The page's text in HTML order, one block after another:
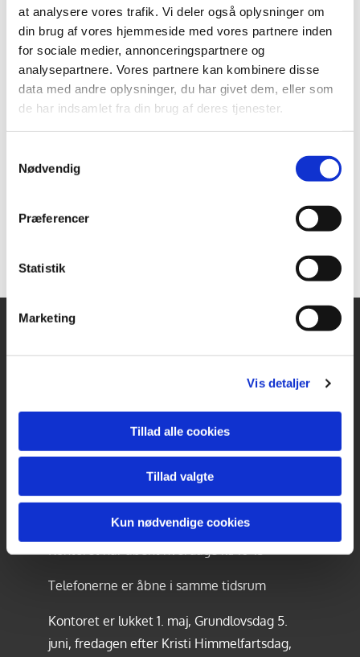
at analysere vores trafik. Vi deler også oplysninger om
din brug af vores hjemmeside med vores partnere inden
for sociale medier, annonceringspartnere og
analysepartnere. Vores partnere kan kombinere disse
data med andre oplysninger, du har givet dem, eller som
de har indsamlet fra din brug af deres tjenester.
Nødvendig
Præferencer
Statistik
Marketing
Vis detaljer
Tillad alle cookies
Tillad valgte
Kun nødvendige cookies
KIRKE- & KIRKEGÅRDSKONTORET
Tlf.57 61 11 61
ringsted.sogn@km.dk
Kontoret har åbent hverdage kl. 10-13
Telefonerne er åbne i samme tidsrum
Kontoret er lukket 1. maj, Grundlovsdag 5.
juni, fredagen efter Kristi Himmelfartsdag,